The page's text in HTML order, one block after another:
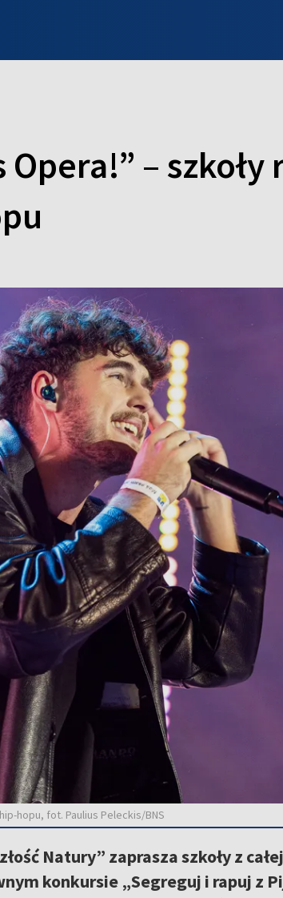
–
hopu, fot. Paulius Peleckis/BNS
Natury” zaprasza szkoły z
konkursie „Segreguj i rapuj z